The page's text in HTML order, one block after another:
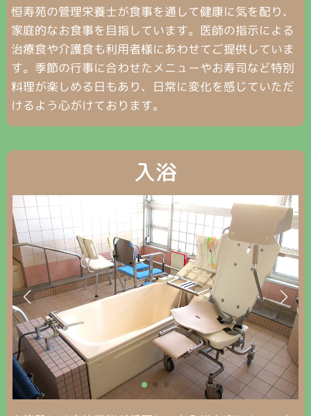
恒寿苑の管理栄養士が食事を通して健康に気を配り、
家庭的なお食事を目指しています。医師の指示による
治療食や介護食も利用者様にあわせてご提供していま
す。季節の行事に合わせたメニューやお寿司など特別
料理が楽しめる日もあり、日常に変化を感じていただ
けるよう心がけております。
入浴